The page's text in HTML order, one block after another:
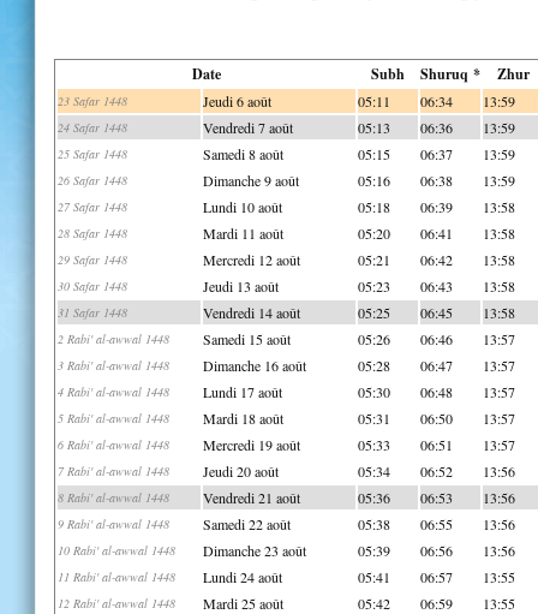
Date Subh Shuruq * Zhur
23 Safar 1448 Jeudi 6 août 05:11 06:34 13:59
24 Safar 1448 Vendredi 7 août 05:13 06:36 13:59
25 Safar 1448 Samedi 8 août 05:15 06:37 13:59
26 Safar 1448 Dimanche 9 août 05:16 06:38 13:59
27 Safar 1448 Lundi 10 août 05:18 06:39 13:58
28 Safar 1448 Mardi 11 août 05:20 06:41 13:58
29 Safar 1448 Mercredi 12 août 05:21 06:42 13:58
30 Safar 1448 Jeudi 13 août 05:23 06:43 13:58
31 Safar 1448 Vendredi 14 août 05:25 06:45 13:58
2 Rabi' al-awwal 1448 Samedi 15 août 05:26 06:46 13:57
3 Rabi' al-awwal 1448 Dimanche 16 août 05:28 06:47 13:57
4 Rabi' al-awwal 1448 Lundi 17 août 05:30 06:48 13:57
5 Rabi' al-awwal 1448 Mardi 18 août 05:31 06:50 13:57
6 Rabi' al-awwal 1448 Mercredi 19 août 05:33 06:51 13:57
7 Rabi' al-awwal 1448 Jeudi 20 août 05:34 06:52 13:56
8 Rabi' al-awwal 1448 Vendredi 21 août 05:36 06:53 13:56
9 Rabi' al-awwal 1448 Samedi 22 août 05:38 06:55 13:56
10 Rabi' al-awwal 1448 Dimanche 23 août 05:39 06:56 13:56
11 Rabi' al-awwal 1448 Lundi 24 août 05:41 06:57 13:55
12 Rabi' al-awwal 1448 Mardi 25 août 05:42 06:59 13:55